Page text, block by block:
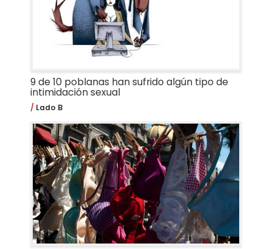
9 de 10 poblanas han sufrido algún tipo de
intimidación sexual
Lado B